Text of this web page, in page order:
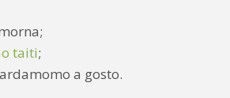
taiti;
a gosto.